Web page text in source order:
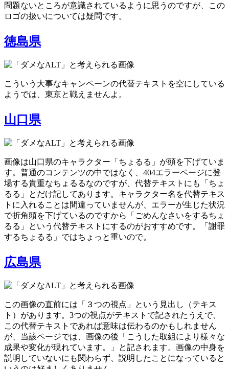
問題ないところが意識されているように思うのですが、この
ロゴの扱いについては疑問です。
徳島県
こういう大事なキャンペーンの代替テキストを空にしている
ようでは、東京と戦えませんよ。
山口県
画像は山口県のキャラクター「ちょるる」が頭を下げていま
す。普通のコンテンツの中ではなく、404エラーページに登
場する貴重なちょるるなのですが、代替テキストにも「ちょ
るる」とだけ記してあります。キャラクター名を代替テキス
トに入れることは間違っていませんが、エラーが生じた状況
で折角頭を下げているのですから「ごめんなさいをするちょ
るる」という代替テキストにするのがおすすめです。「謝罪
するちょるる」ではちょっと重いので。
広島県
この画像の直前には「３つの視点」という見出し（テキス
ト）があります。3つの視点がテキストで記されたうえで、
この代替テキストであれば意味は伝わるのかもしれません
が、当該ページでは、画像の後「こうした取組により様々な
成果や変化が現れています。」と記されます。画像の中身を
説明していないにも関わらず、説明したことになっていると